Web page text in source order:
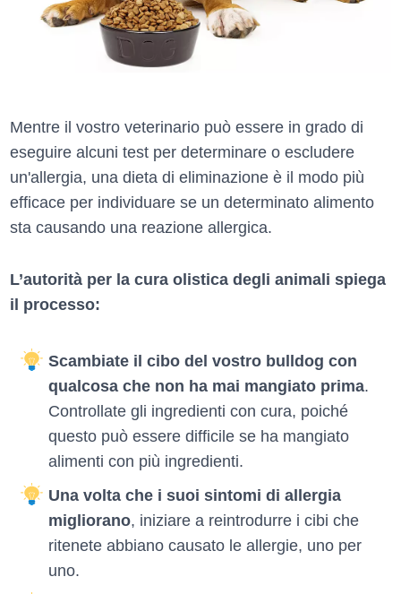
Mentre il vostro veterinario può essere in grado di
eseguire alcuni test per determinare o escludere
un'allergia, una dieta di eliminazione è il modo più
efficace per individuare se un determinato alimento
sta causando una reazione allergica.
L’autorità per la cura olistica degli animali spiega
il processo:
Scambiate il cibo del vostro bulldog con
qualcosa che non ha mai mangiato prima.
Controllate gli ingredienti con cura, poiché
questo può essere difficile se ha mangiato
alimenti con più ingredienti.
Una volta che i suoi sintomi di allergia
migliorano, iniziare a reintrodurre i cibi che
ritenete abbiano causato le allergie, uno per
uno.